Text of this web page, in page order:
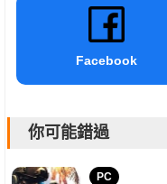
Facebook
你可能錯過
PC